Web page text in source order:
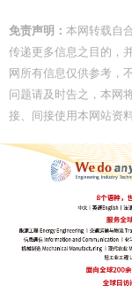
免责声明： 本网转载自
传递更多信息之目的，
网所有信息仅供参考，
问题请及时告之，本网
接、间接使用本网站资